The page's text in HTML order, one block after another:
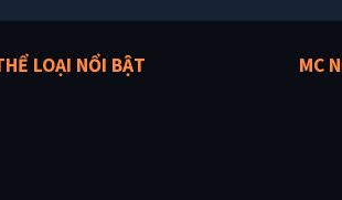
LOẠI NỔI BẬT MC